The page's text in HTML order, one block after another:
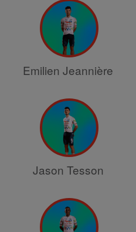
Emilien Jeannière
Jason Tesson